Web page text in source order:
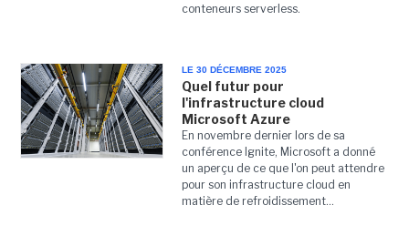
conteneurs serverless.
LE 30 DÉCEMBRE 2025
Quel futur pour
l'infrastructure cloud
Microsoft Azure
En novembre dernier lors de sa
conférence Ignite, Microsoft a donné
un aperçu de ce que l'on peut attendre
pour son infrastructure cloud en
matière de refroidissement...